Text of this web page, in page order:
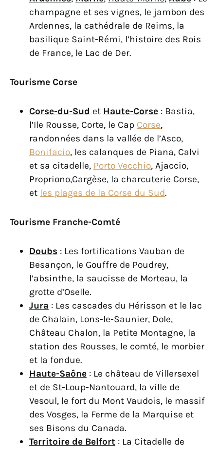
champagne et ses vignes, le jambon des
Ardennes, la cathédrale de Reims, la
basilique Saint-Rémi, l’histoire des Rois
de France, le Lac de Der.
Tourisme Corse
Corse-du-Sud et Haute-Corse : Bastia,
l’Ile Rousse, Corte, le Cap Corse,
randonnées dans la vallée de l’Asco,
Bonifacio, les calanques de Piana, Calvi
et sa citadelle, Porto Vecchio, Ajaccio,
Propriono,Cargèse, la charcuterie Corse,
et les plages de la Corse du Sud.
Tourisme Franche-Comté
Doubs : Les fortifications Vauban de
Besançon, le Gouffre de Poudrey,
l’absinthe, la saucisse de Morteau, la
grotte d’Oselle.
Jura : Les cascades du Hérisson et le lac
de Chalain, Lons-le-Saunier, Dole,
Château Chalon, la Petite Montagne, la
station des Rousses, le comté, le morbier
et la fondue.
Haute-Saône : Le château de Villersexel
et de St-Loup-Nantouard, la ville de
Vesoul, le fort du Mont Vaudois, le massif
des Vosges, la Ferme de la Marquise et
ses Bisons du Canada.
Territoire de Belfort : La Citadelle de